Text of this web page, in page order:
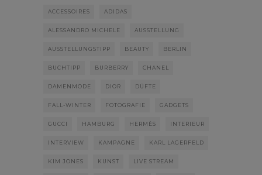
ACCESSOIRES ADIDAS
ALESSANDRO MICHELE AUSSTELLUNG
AUSSTELLUNGSTIPP BEAUTY BERLIN
BUCHTIPP BURBERRY CHANEL
DAMENMODE DIOR DÜFTE
FALL-WINTER FOTOGRAFIE GADGETS
GUCCI HAMBURG HERMÈS INTERIEUR
INTERVIEW KAMPAGNE KARL LAGERFELD
KIM JONES KUNST LIVE STREAM